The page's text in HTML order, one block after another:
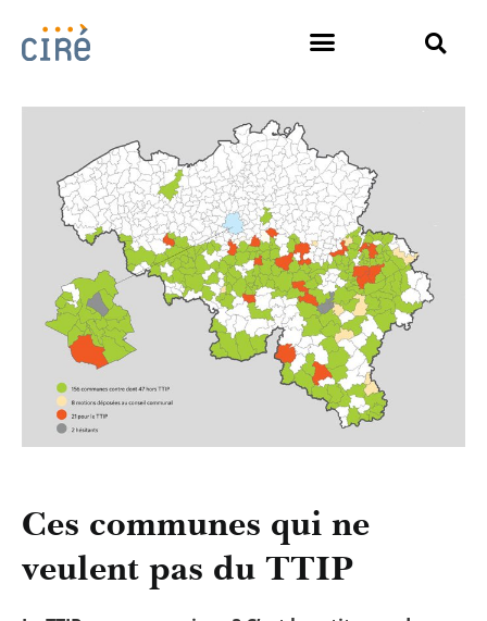
Ces communes qui ne
veulent pas du TTIP